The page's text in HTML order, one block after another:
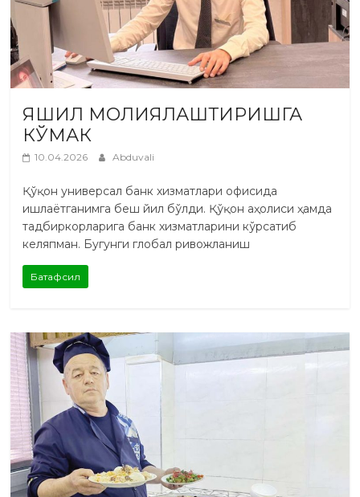
ЯШИЛ МОЛИЯЛАШТИРИШГА
КЎМАК
10.04.2026 Abduvali
Қўқон универсал банк хизматлари офисида
ишлаётганимга беш йил бўлди. Қўқон аҳолиси ҳамда
тадбиркорларига банк хизматларини кўрсатиб
келяпман. Бугунги глобал ривожланиш
Батафсил